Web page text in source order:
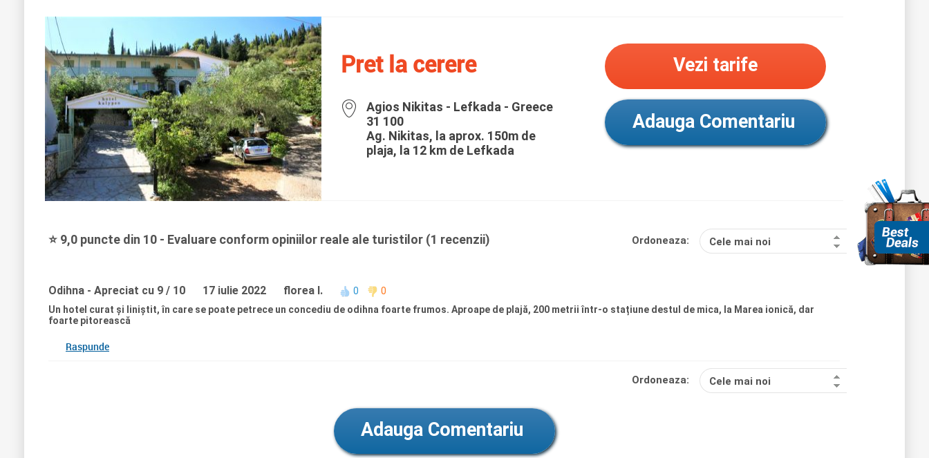
Pret la cerere
Agios Nikitas - Lefkada - Greece
31 100
Ag. Nikitas, la aprox. 150m de
plaja, la 12 km de Lefkada
Vezi tarife
Adauga Comentariu
⭐ 9,0 puncte din 10 - Evaluare conform opiniilor reale ale turistilor (1 recenzii) Ordoneaza: Cele mai noi
Odihna - Apreciat cu 9 / 10 17 iulie 2022 florea I. 0
0
Un hotel curat și liniștit, în care se poate petrece un concediu de odihna foarte frumos. Aproape de plajă, 200 metrii într-o stațiune destul de mica, la Marea ionică, dar
foarte pitorească
Raspunde
Ordoneaza: Cele mai noi
Adauga Comentariu